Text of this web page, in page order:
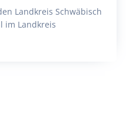
Landkreis Schwäbisch
im Landkreis